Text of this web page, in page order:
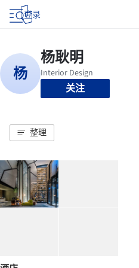
登录
关注
整理